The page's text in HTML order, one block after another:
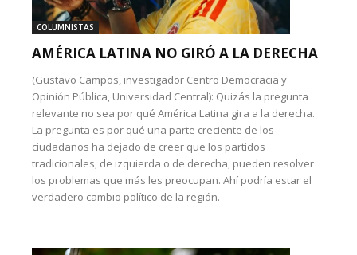
COLUMNISTAS
AMÉRICA LATINA NO GIRÓ A LA DERECHA
(Gustavo Campos, investigador Centro Democracia y
Opinión Pública, Universidad Central): Quizás la pregunta
relevante no sea por qué América Latina gira a la derecha.
La pregunta es por qué una parte creciente de los
ciudadanos ha dejado de creer que los partidos
tradicionales, de izquierda o de derecha, pueden resolver
los problemas que más les preocupan. Ahí podría estar el
verdadero cambio político de la región.